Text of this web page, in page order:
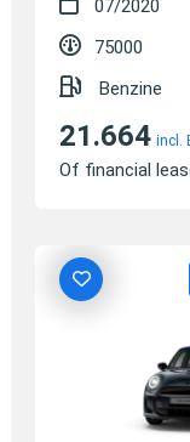
07/2020
75000
Benzine
21.664 incl.
Of financial